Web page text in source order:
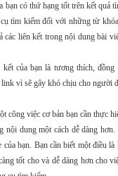
bạn có thứ hạng tốt trên kết quả
tìm kiếm đối với những từ
các liên kết trong nội dung bài
kết của bạn là tương thích,
vì sẽ gây khó chịu cho người
công việc cơ bản bạn cần thực
nội dung một cách dễ dàng
của bạn. Bạn cần biết một điều
tốt cho và dễ dàng hơn cho